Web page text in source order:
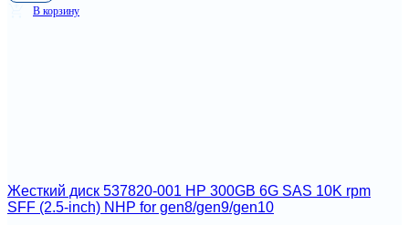
В корзину
Жесткий диск 537820-001 HP 300GB 6G SAS 10K rpm
SFF (2.5-inch) NHP for gen8/gen9/gen10